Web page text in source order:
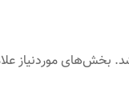
بخش‌های موردنیاز